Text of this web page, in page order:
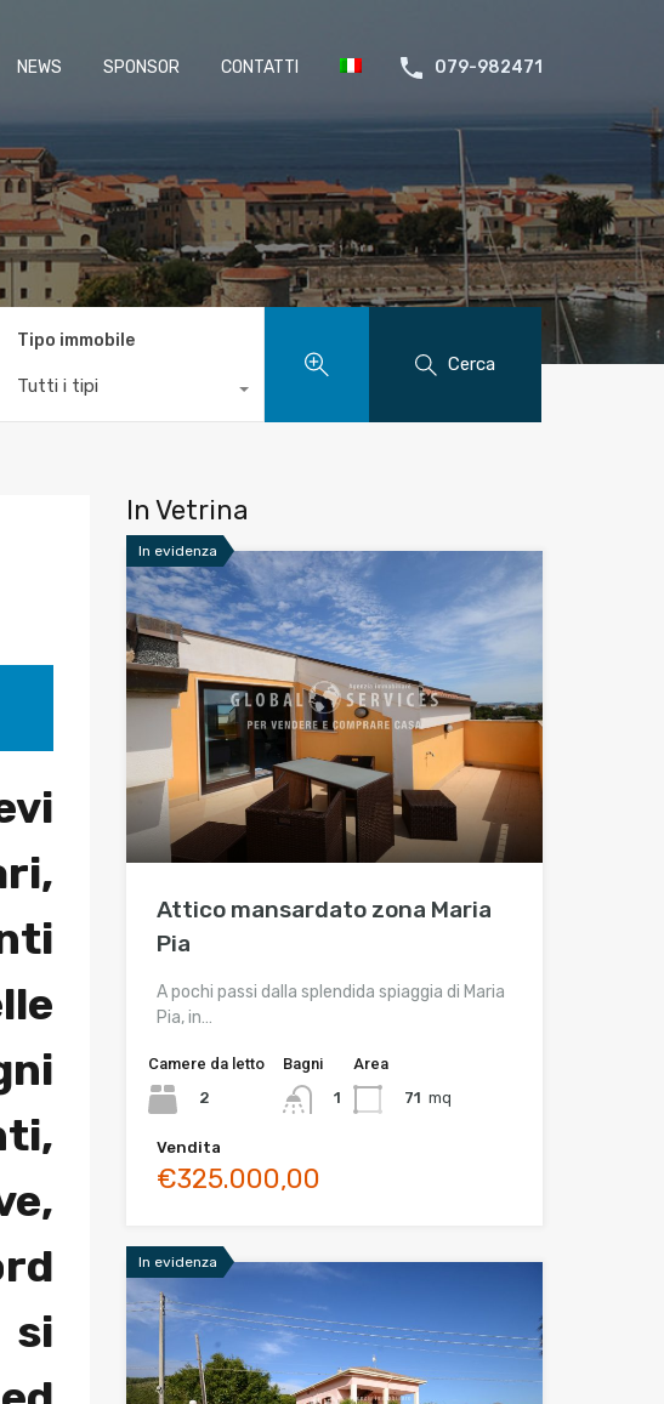
NEWS SPONSOR CONTATTI 079-982471
Tipo immobile
Tutti i tipi
Cerca
In Vetrina
In evidenza
Attico mansardato zona Maria
Pia
A pochi passi dalla splendida spiaggia di Maria
Pia, in…
Camere da letto
2
Bagni
1
Area
71 mq
Vendita
€325.000,00
In evidenza